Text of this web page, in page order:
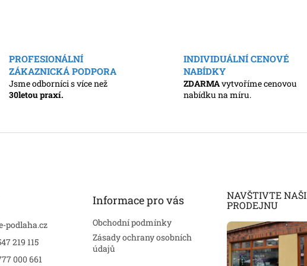
r
p
i
s
u
PROFESIONÁLNÍ
ZÁKAZNICKÁ PODPORA
Jsme odborníci s více než
30letou praxí.
INDIVIDUÁLNÍ CENOVÉ
NABÍDKY
ZDARMAvytvoříme cenovou
nabídku na míru.
podlaha.cz
219 115
000 661
Informace pro vás
Obchodní podmínky
Zásady ochrany osobních
údajů
NAVŠTIVTE NAŠI
PRODEJNU